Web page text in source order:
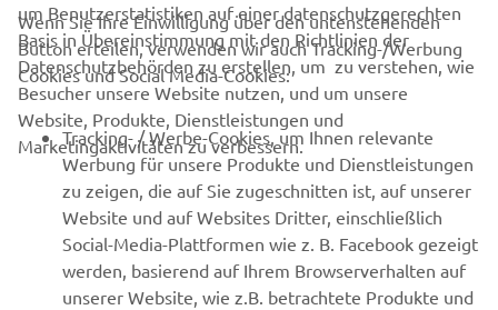
UNTERNEHMEN
B2B
MEHR VON YAMAHA
SUPPORT
um Benutzerstatistiken auf einer datenschutzgerechten
Basis in Übereinstimmung mit den Richtlinien der
Datenschutzbehörden zu erstellen, um zu verstehen, wie
Besucher unsere Website nutzen, und um unsere
Website, Produkte, Dienstleistungen und
Marketingaktivitäten zu verbessern.
Wenn Sie Ihre Einwilligung über den untenstehenden
Button erteilen, verwenden wir auch Tracking-/Werbung
Cookies und Social Media-Cookies:
Tracking- / Werbe-Cookies, um Ihnen relevante
Werbung für unsere Produkte und Dienstleistungen
zu zeigen, die auf Sie zugeschnitten ist, auf unserer
Website und auf Websites Dritter, einschließlich
Social-Media-Plattformen wie z. B. Facebook gezeigt
werden, basierend auf Ihrem Browserverhalten auf
unserer Website, wie z.B. betrachtete Produkte und